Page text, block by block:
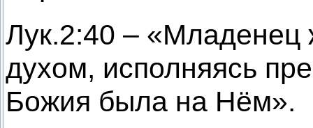
Лук.2:40 – «Младенец
духом, исполняясь
Божия была на Нём».